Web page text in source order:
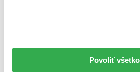
Povoliť všetko
Tyrese Gibson